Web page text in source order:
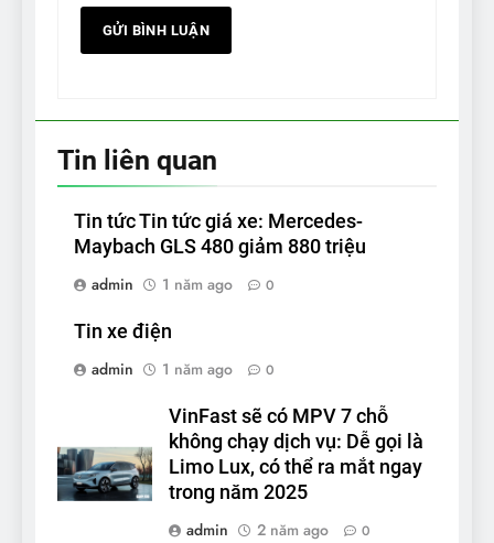
Tin liên quan
Tin tức Tin tức giá xe: Mercedes-
Maybach GLS 480 giảm 880 triệu
admin
1 năm ago 0
Tin xe điện
admin
1 năm ago 0
VinFast sẽ có MPV 7 chỗ
không chạy dịch vụ: Dễ gọi là
Limo Lux, có thể ra mắt ngay
trong năm 2025
admin
2 năm ago 0